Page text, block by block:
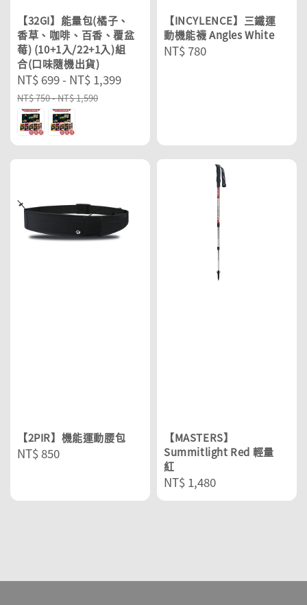
【32GI】能量包(橘子、
香草、咖啡、百香、覆盆
莓) (10+1入/22+1入)組
合(口味隨機出貨)
Sale
price
NT$ 699- NT$ 1,399
NT$ 750-NT$ 1,590
【INCYLENCE】三鐵運
動機能襪 Angles White
Regular
NT$ 780
【2PIR】機能運動腰包
Regular
NT$ 850
【MASTERS】
Summitlight Red 輕量
紅
Regular
price
NT$ 1,480